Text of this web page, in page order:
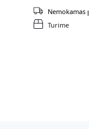
Turime
Nemokamas